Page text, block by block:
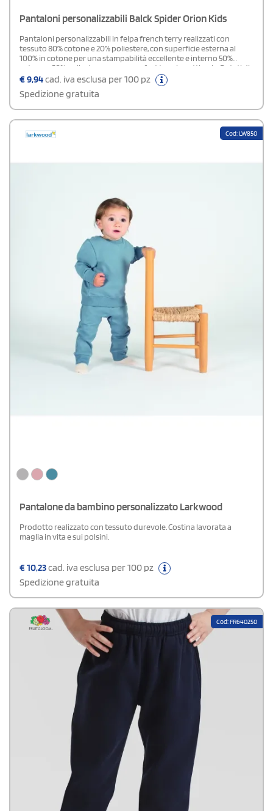
Pantaloni personalizzabili Balck Spider Orion Kids
Pantaloni personalizzabili in felpa french terry realizzati con
tessuto 80% cotone e 20% poliestere, con superficie esterna al
100% in cotone per una stampabilità eccellente e interno 50%
cotone e 50% poliestere per un comfort termico ottimale. Dotati di
tasche laterali, fondo gamba in costina elasticizzata, cordini tondi
tono su tono con punta in metallo e occhielli metallici. Il
trattamento peach finish conferisce una morbidezza superiore.
Etichetta strappabile.Disponibile modello Uomo e Donna
€9,94cad. iva esclusa per 100 pz
Spedizione gratuita
Cod: LW850
Pantalone da bambino personalizzato Larkwood
Prodotto realizzato con tessuto durevole. Costina lavorata a
maglia in vita e sui polsini.
€10,23cad. iva esclusa per 100 pz
Spedizione gratuita
Cod: FR640250